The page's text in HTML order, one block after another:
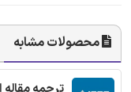
محصولات مشابه